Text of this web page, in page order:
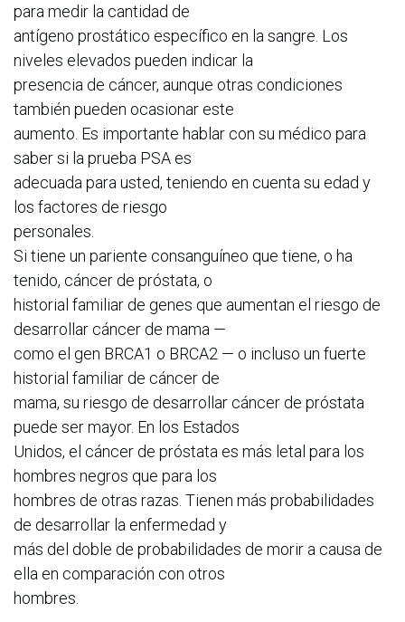
para medir la cantidad de
antígeno prostático específico en la sangre. Los
niveles elevados pueden indicar la
presencia de cáncer, aunque otras condiciones
también pueden ocasionar este
aumento. Es importante hablar con su médico para
saber si la prueba PSA es
adecuada para usted, teniendo en cuenta su edad y
los factores de riesgo
personales.
Si tiene un pariente consanguíneo que tiene, o ha
tenido, cáncer de próstata, o
historial familiar de genes que aumentan el riesgo de
desarrollar cáncer de mama —
como el gen BRCA1 o BRCA2 — o incluso un fuerte
historial familiar de cáncer de
mama, su riesgo de desarrollar cáncer de próstata
puede ser mayor. En los Estados
Unidos, el cáncer de próstata es más letal para los
hombres negros que para los
hombres de otras razas. Tienen más probabilidades
de desarrollar la enfermedad y
más del doble de probabilidades de morir a causa de
ella en comparación con otros
hombres.